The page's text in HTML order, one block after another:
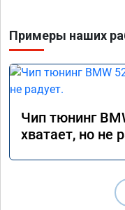
Примеры наших
Чип тюнинг
хватает, но не